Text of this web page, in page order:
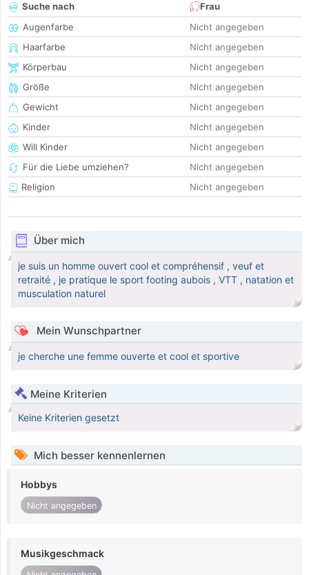
Suche nach
Frau
Augenfarbe
Nicht angegeben
Haarfarbe
Nicht angegeben
Körperbau
Nicht angegeben
Größe
Nicht angegeben
Gewicht
Nicht angegeben
Kinder
Nicht angegeben
Will Kinder
Nicht angegeben
Für die Liebe umziehen?
Nicht angegeben
Religion
Nicht angegeben
Über mich
je suis un homme ouvert cool et compréhensif , veuf et
retraité , je pratique le sport footing aubois , VTT , natation et
musculation naturel
Mein Wunschpartner
je cherche une femme ouverte et cool et sportive
Meine Kriterien
Keine Kriterien gesetzt
Mich besser kennenlernen
Hobbys
Nicht angegeben
Musikgeschmack